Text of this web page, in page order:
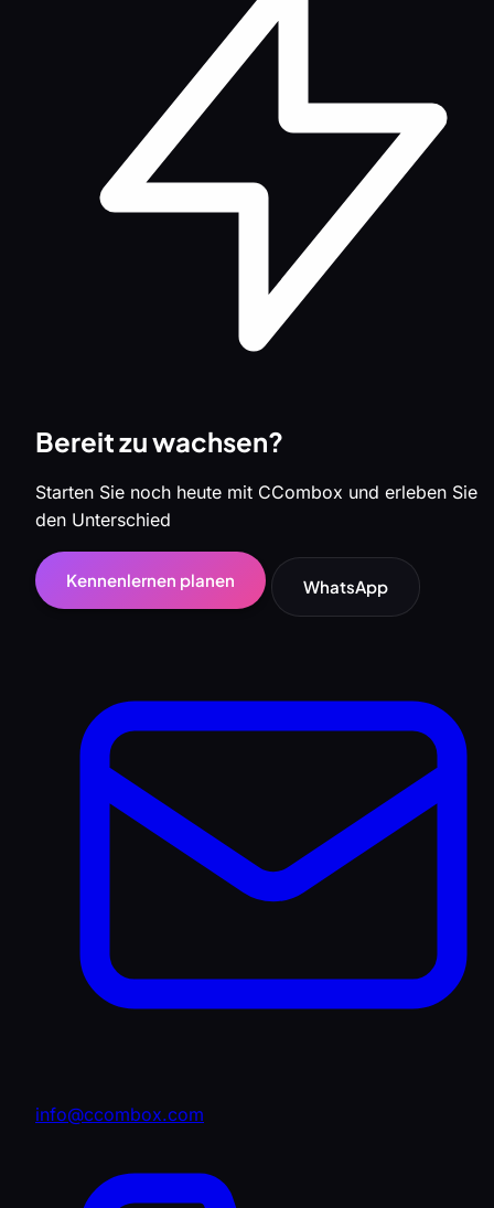
Bereit zu wachsen?
Starten Sie noch heute mit CCombox und erleben Sie
den Unterschied
Kennenlernen planen WhatsApp
info@ccombox.com